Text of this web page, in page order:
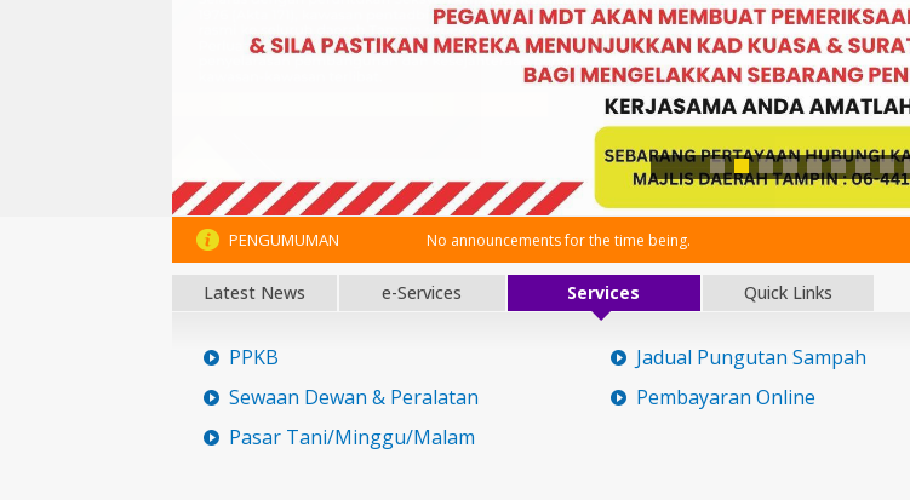
PENGUMUMAN No announcements for the time being.
Latest News e-Services Services Quick Links
PPKB
Sewaan Dewan & Peralatan
Pasar Tani/Minggu/Malam
Jadual Pungutan Sampah
Pembayaran Online